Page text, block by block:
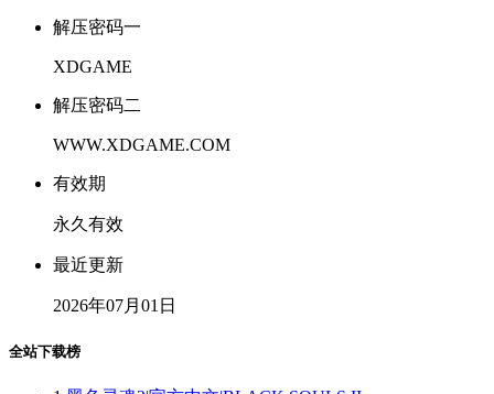
解压密码一
XDGAME
解压密码二
WWW.XDGAME.COM
有效期
永久有效
最近更新
2026年07月01日
全站下载榜